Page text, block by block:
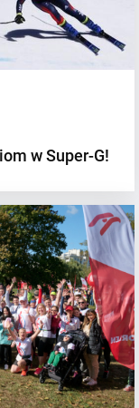
w Super-G!